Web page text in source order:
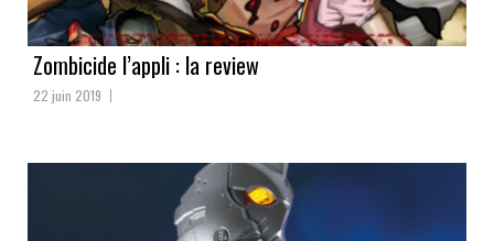
Zombicide l’appli : la review
22 juin 2019